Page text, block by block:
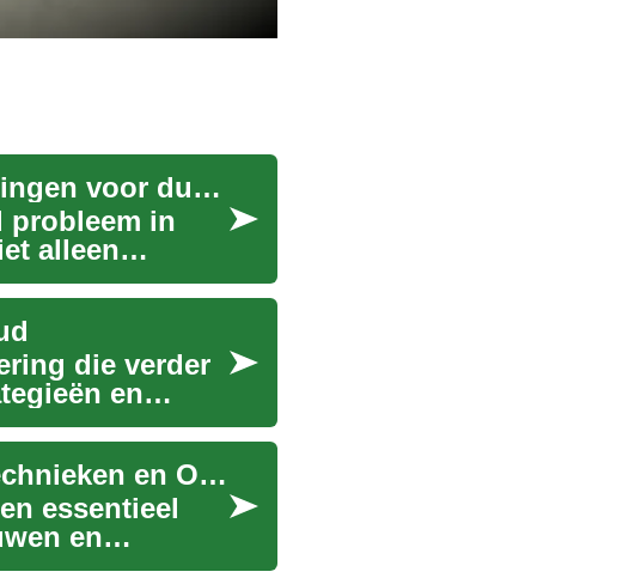
Betonscheurenherstel: Effectieve oplossingen voor duurzame reparaties
probleem in
alleen
die verder
en
Betonscheurherstellingen: Methoden, Technieken en Overwegingen
essentieel
en